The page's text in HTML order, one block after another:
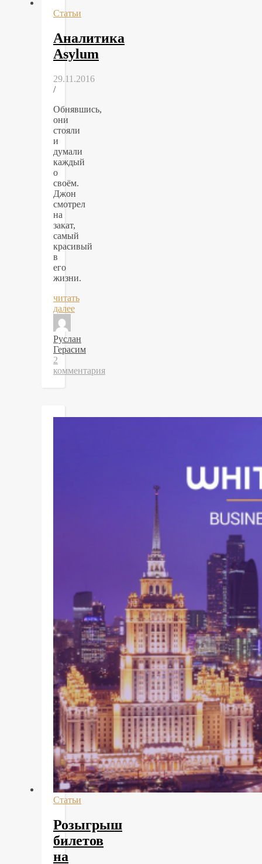
Статьи
Аналитика
Asylum
29.11.2016
/
Обнявшись,
они
стояли
и
думали
каждый
о
своём.
Джон
смотрел
на
закат,
самый
красивый
в
его
жизни.
читать
далее
Руслан
Герасим
2
комментария
Статьи
Розыгрыш
билетов
на